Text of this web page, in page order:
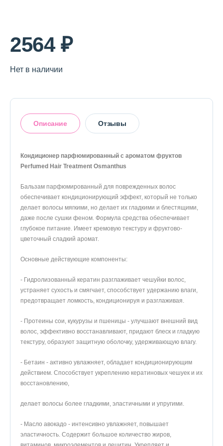
Политика конфиденциальности
Контактная информация
Телефон Whats’APP Telegram
2564 ₽
Нет в наличии
Описание Отзывы
Кондиционер парфюмированный с ароматом фруктов
Perfumed Hair Treatment Osmanthus
Бальзам парфюмированный для поврежденных волос
обеспечивает кондиционирующий эффект, который не только
делает волосы мягкими, но делает их гладкими и блестящими,
даже после сушки феном. Формула средства обеспечивает
глубокое питание. Имеет кремовую текстуру и фруктово-
цветочный сладкий аромат.
Основные действующие компоненты:
- Гидролизованный кератин разглаживает чешуйки волос,
устраняет сухость и смягчает, способствует удержанию влаги,
предотвращает ломкость, кондиционируя и разглаживая.
- Протеины сои, кукурузы и пшеницы - улучшают внешний вид
волос, эффективно восстанавливают, придают блеск и гладкую
текстуру, образуют защитную оболочку, удерживающую влагу.
- Бетаин - активно увлажняет, обладает кондиционирующим
действием. Способствует укреплению кератиновых чешуек и их
восстановлению,
делает волосы более гладкими, эластичными и упругими.
- Масло авокадо - интенсивно увлажняет, повышает
эластичность. Содержит большое количество жиров,